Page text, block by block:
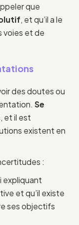
que
, et qu’il a le
voies et de
des doutes ou
Se
, et il est
existent en
:
expliquant
et qu’il existe
ses objectifs